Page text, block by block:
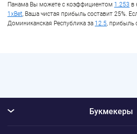
Панама Вы можете с коэффициентом 1.253 в
1xBet, Ваша чистая прибыль составит 25%.
Доминиканская Республика за 12.5, прибыль
Букмекеры